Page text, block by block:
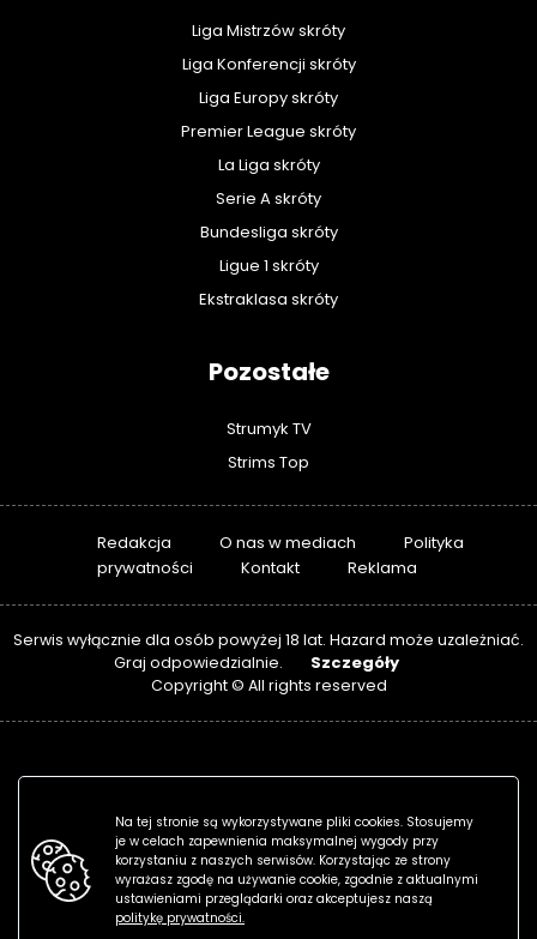
Liga Mistrzów skróty
Liga Konferencji skróty
Liga Europy skróty
Premier League skróty
La Liga skróty
Serie A skróty
Bundesliga skróty
Ligue 1 skróty
Ekstraklasa skróty
Pozostałe
Strumyk TV
Strims Top
Redakcja O nas w mediach
Polityka
prywatności
Kontakt Reklama
Serwis wyłącznie dla osób powyżej 18 lat. Hazard może uzależniać.
Graj odpowiedzialnie.
Szczegóły
Copyright © All rights reserved
Na tej stronie są wykorzystywane pliki cookies. Stosujemy
je w celach zapewnienia maksymalnej wygody przy
korzystaniu z naszych serwisów. Korzystając ze strony
wyrażasz zgodę na używanie cookie, zgodnie z aktualnymi
ustawieniami przeglądarki oraz akceptujesz naszą
politykę prywatności.